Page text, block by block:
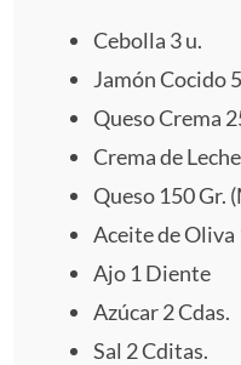
e
l
l
a
s
e
l
l
a
s
e
l
l
a
s
e
l
l
a
s
l
l
a
Cebolla 3u.
Jamón Cocido
Queso Crema
Crema de
Queso 150Gr.
Aceite de Oliva
Ajo 1 Diente
Azúcar 2 Cdas.
Sal 2Cditas.